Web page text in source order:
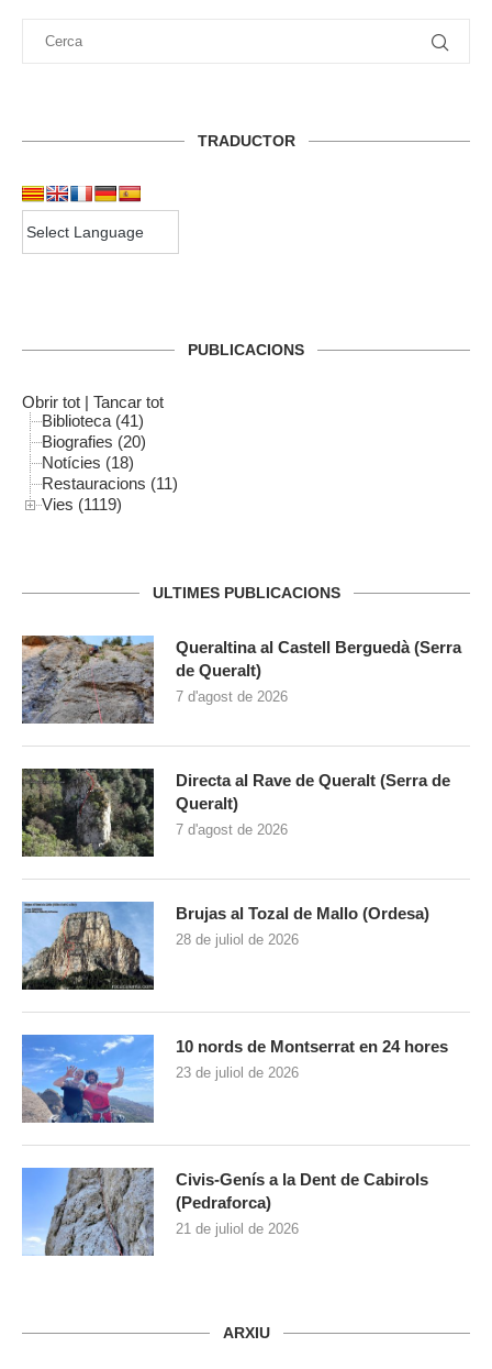
TRADUCTOR
PUBLICACIONS
Obrir tot | Tancar tot
Biblioteca (41)
Biografies (20)
Notícies (18)
Restauracions (11)
Vies (1119)
ULTIMES PUBLICACIONS
Queraltina al Castell Berguedà (Serra
de Queralt)
7 d'agost de 2026
Directa al Rave de Queralt (Serra de
Queralt)
7 d'agost de 2026
Brujas al Tozal de Mallo (Ordesa)
28 de juliol de 2026
10 nords de Montserrat en 24 hores
23 de juliol de 2026
Civis-Genís a la Dent de Cabirols
(Pedraforca)
21 de juliol de 2026
ARXIU